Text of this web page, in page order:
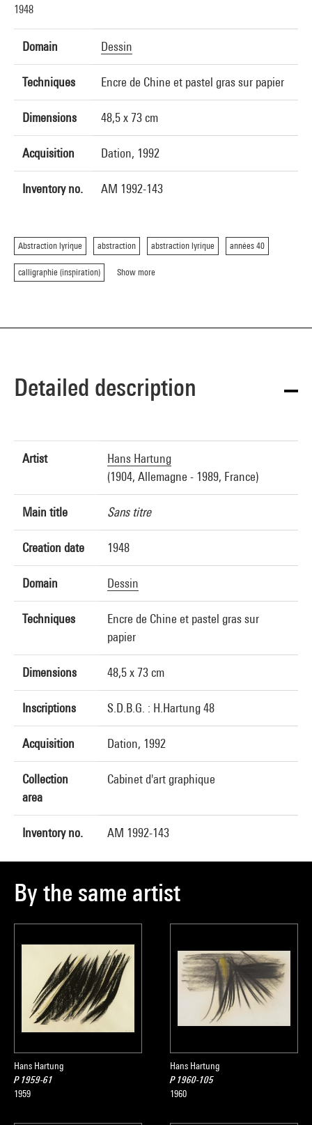
1948
Domain Dessin
Techniques Encre de Chine et pastel gras sur papier
Dimensions 48,5 x 73 cm
Acquisition Dation, 1992
Inventory no. AM 1992-143
Abstraction lyrique abstraction abstraction lyrique années 40
calligraphie (inspiration) Show more
Detailed description
Artist
Hans Hartung
(1904, Allemagne - 1989, France)
Main title Sans titre
Creation date 1948
Domain Dessin
Techniques
Encre de Chine et pastel gras sur
papier
Dimensions 48,5 x 73 cm
Inscriptions S.D.B.G. : H.Hartung 48
Acquisition Dation, 1992
Collection
area
Cabinet d'art graphique
Inventory no. AM 1992-143
By the same artist
Hans Hartung
P 1959-61
1959
Hans Hartung
P 1960-105
1960